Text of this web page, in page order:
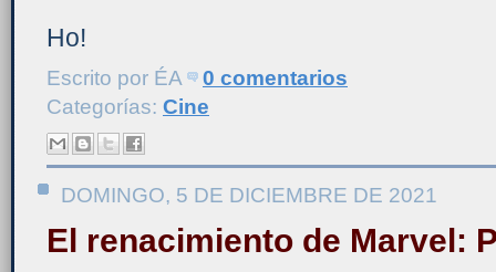
Ho!
Escrito por ÉA
0 comentarios
Categorías: Cine
DOMINGO, 5 DE DICIEMBRE DE 2021
El renacimiento de Marvel: